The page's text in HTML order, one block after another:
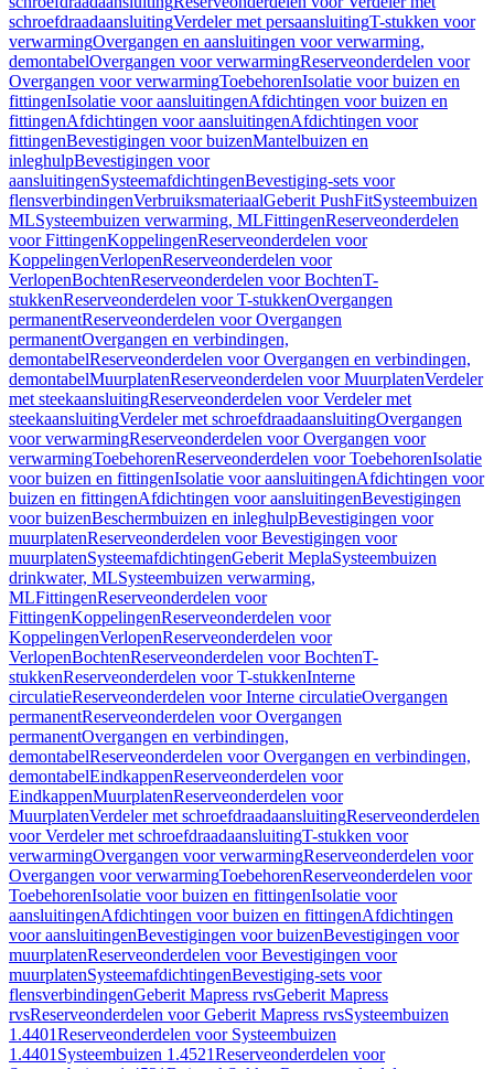
schroefdraadaansluitingVerdeler met persaansluitingT-stukken voor
verwarmingOvergangen en aansluitingen voor verwarming,
demontabelOvergangen voor verwarmingReserveonderdelen voor
Overgangen voor verwarmingToebehorenIsolatie voor buizen en
fittingenIsolatie voor aansluitingenAfdichtingen voor buizen en
fittingenAfdichtingen voor aansluitingenAfdichtingen voor
fittingenBevestigingen voor buizenMantelbuizen en
inleghulpBevestigingen voor
aansluitingenSysteemafdichtingenBevestiging-sets voor
flensverbindingenVerbruiksmateriaalGeberit PushFitSysteembuizen
MLSysteembuizen verwarming, MLFittingenReserveonderdelen
voor FittingenKoppelingenReserveonderdelen voor
KoppelingenVerlopenReserveonderdelen voor
VerlopenBochtenReserveonderdelen voor BochtenT-
stukkenReserveonderdelen voor T-stukkenOvergangen
permanentReserveonderdelen voor Overgangen
permanentOvergangen en verbindingen,
demontabelReserveonderdelen voor Overgangen en verbindingen,
demontabelMuurplatenReserveonderdelen voor MuurplatenVerdeler
met steekaansluitingReserveonderdelen voor Verdeler met
steekaansluitingVerdeler met schroefdraadaansluitingOvergangen
voor verwarmingReserveonderdelen voor Overgangen voor
verwarmingToebehorenReserveonderdelen voor ToebehorenIsolatie
voor buizen en fittingenIsolatie voor aansluitingenAfdichtingen voor
buizen en fittingenAfdichtingen voor aansluitingenBevestigingen
voor buizenBeschermbuizen en inleghulpBevestigingen voor
muurplatenReserveonderdelen voor Bevestigingen voor
muurplatenSysteemafdichtingenGeberit MeplaSysteembuizen
drinkwater, MLSysteembuizen verwarming,
MLFittingenReserveonderdelen voor
FittingenKoppelingenReserveonderdelen voor
KoppelingenVerlopenReserveonderdelen voor
VerlopenBochtenReserveonderdelen voor BochtenT-
stukkenReserveonderdelen voor T-stukkenInterne
circulatieReserveonderdelen voor Interne circulatieOvergangen
permanentReserveonderdelen voor Overgangen
permanentOvergangen en verbindingen,
demontabelReserveonderdelen voor Overgangen en verbindingen,
demontabelEindkappenReserveonderdelen voor
EindkappenMuurplatenReserveonderdelen voor
MuurplatenVerdeler met schroefdraadaansluitingReserveonderdelen
voor Verdeler met schroefdraadaansluitingT-stukken voor
verwarmingOvergangen voor verwarmingReserveonderdelen voor
Overgangen voor verwarmingToebehorenReserveonderdelen voor
ToebehorenIsolatie voor buizen en fittingenIsolatie voor
aansluitingenAfdichtingen voor buizen en fittingenAfdichtingen
voor aansluitingenBevestigingen voor buizenBevestigingen voor
muurplatenReserveonderdelen voor Bevestigingen voor
muurplatenSysteemafdichtingenBevestiging-sets voor
flensverbindingenGeberit Mapress rvsGeberit Mapress
rvsReserveonderdelen voor Geberit Mapress rvsSysteembuizen
1.4401Reserveonderdelen voor Systeembuizen
1.4401 Systeembuizen 1.4521Reserveonderdelen voor